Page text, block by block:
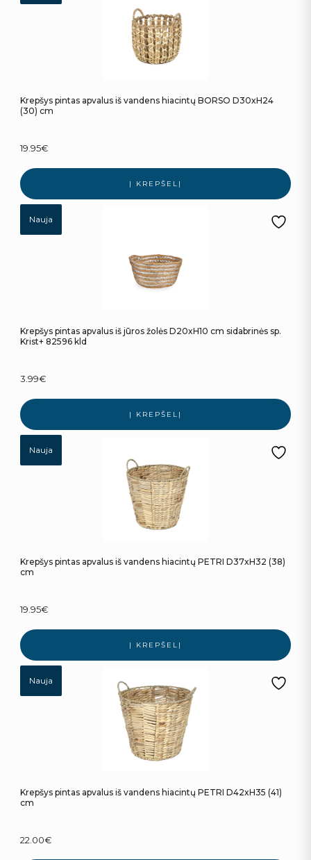
Krepšys pintas apvalus iš vandens hiacintų BORSO D30xH24
(30) cm
19.95€
Į KREPŠELĮ
Nauja
Krepšys pintas apvalus iš jūros žolės D20xH10 cm sidabrinės sp.
Krist+ 82596 kld
3.99€
Į KREPŠELĮ
Nauja
Krepšys pintas apvalus iš vandens hiacintų PETRI D37xH32 (38)
cm
19.95€
Į KREPŠELĮ
Nauja
Krepšys pintas apvalus iš vandens hiacintų PETRI D42xH35 (41)
cm
22.00€